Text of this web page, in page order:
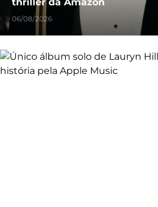
06/08/2026